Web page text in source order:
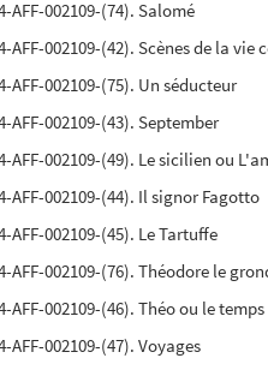
AFF-002109-(74). Salomé
AFF-002109-(42). Scènes de la vie
AFF-002109-(75). Un séducteur
AFF-002109-(43). September
AFF-002109-(49). Le sicilien ou
AFF-002109-(44). Il signor Fagotto
AFF-002109-(45). Le Tartuffe
AFF-002109-(76). Théodore le
AFF-002109-(46). Théo ou le
AFF-002109-(47). Voyages